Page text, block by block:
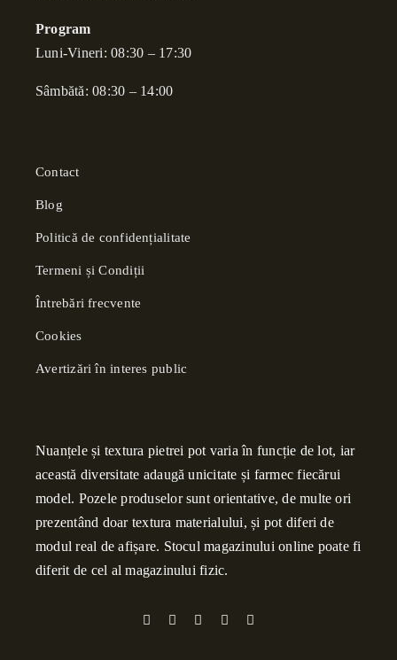
Program
Luni-Vineri: 08:30 – 17:30
Sâmbătă: 08:30 – 14:00
Contact
Blog
Politică de confidențialitate
Termeni și Condiții
Întrebări frecvente
Cookies
Avertizări în interes public
Nuanțele și textura pietrei pot varia în funcție de lot, iar
această diversitate adaugă unicitate și farmec fiecărui
model. Pozele produselor sunt orientative, de multe ori
prezentând doar textura materialului, și pot diferi de
modul real de afișare. Stocul magazinului online poate fi
diferit de cel al magazinului fizic.